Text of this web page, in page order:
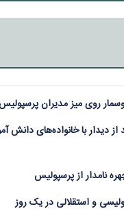
روی میز مدیران
از دیدار با خانواده‌های دانش
نامدار از پرسپولیس